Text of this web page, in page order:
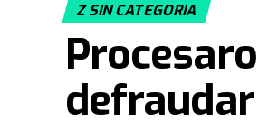
Z SIN CATEGORIA